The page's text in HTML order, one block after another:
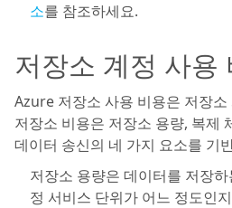
소를 참조하세요.
저장소 계정 사용
Azure 저장소 사용 비용은 저장
저장소 비용은 저장소 용량, 복제
데이터 송신의 네 가지 요소를 기
저장소 용량은 데이터를 저장
정 서비스 단위가 어느 정도인